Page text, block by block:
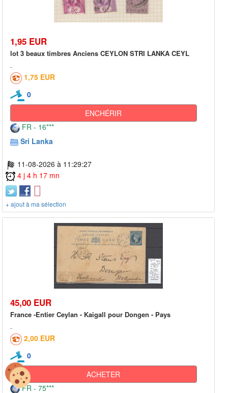
1,95 EUR
lot 3 beaux timbres Anciens CEYLON STRI LANKA CEYL
1,75 EUR
0
ENCHÉRIR
FR - 16***
Sri Lanka
11-08-2026 à 11:29:27
4 j 4 h 17 mn
+ ajout à ma sélection
45,00 EUR
France -Entier Ceylan - Kaigall pour Dongen - Pays
2,00 EUR
0
ACHETER
FR - 75***